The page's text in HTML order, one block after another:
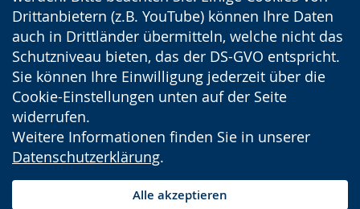
Drittanbietern (z.B. YouTube) können Ihre Daten
auch in Drittländer übermitteln, welche nicht das
Schutzniveau bieten, das der DS-GVO entspricht.
Sie können Ihre Einwilligung jederzeit über die
Cookie-Einstellungen unten auf der Seite
widerrufen.
Weitere Informationen finden Sie in unserer
Datenschutzerklärung.
Alle akzeptieren